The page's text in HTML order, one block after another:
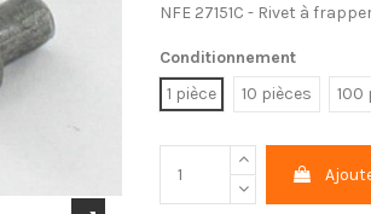
NFE 27151C - Rivet à
Conditionnement
1 pièce
10 pièces 100